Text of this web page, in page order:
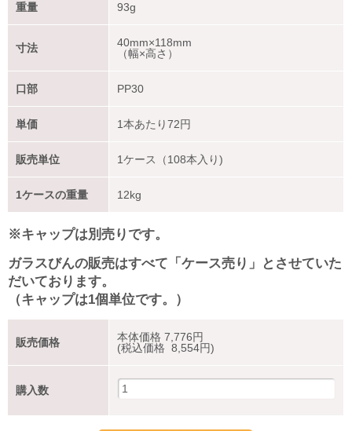
重量 93g
寸法
40mm×118mm
（幅×高さ）
口部 PP30
単価 1本あたり72円
販売単位 1ケース（108本入り)
1ケースの重量 12kg
※キャップは別売りです。
ガラスびんの販売はすべて「ケース売り」とさせていた
だいております。
（キャップは1個単位です。）
販売価格 本体価格 7,776円
(税込価格 8,554円)
購入数